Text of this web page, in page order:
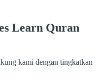
Learn Quran
kami dengan tingkatkan